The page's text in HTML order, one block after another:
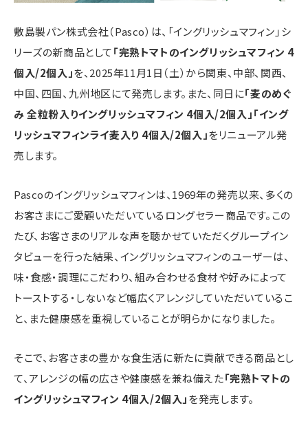
敷島製パン株式会社（Pasco）は、「イングリッシュマフィン」シ
リーズの新商品として「完熟トマトのイングリッシュマフィン 4
個入/2個入」を、2025年11月1日（土）から関東、中部、関西、
中国、四国、九州地区にて発売します。また、同日に「麦のめぐ
み 全粒粉入りイングリッシュマフィン 4個入/2個入」「イング
リッシュマフィンライ麦入り 4個入/2個入」をリニューアル発
売します。
Pascoのイングリッシュマフィンは、1969年の発売以来、多くの
お客さまにご愛顧いただいているロングセラー商品です。この
たび、お客さまのリアルな声を聴かせていただくグループイン
タビューを行った結果、イングリッシュマフィンのユーザーは、
味・食感・調理にこだわり、組み合わせる食材や好みによって
トーストする・しないなど幅広くアレンジしていただいているこ
と、また健康感を重視していることが明らかになりました。
そこで、お客さまの豊かな食生活に新たに貢献できる商品とし
て、アレンジの幅の広さや健康感を兼ね備えた「完熟トマトの
イングリッシュマフィン 4個入/2個入」を発売します。